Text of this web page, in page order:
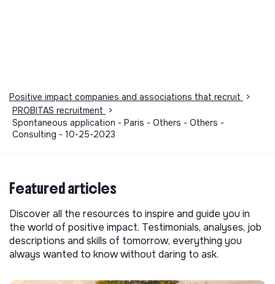
Positive impact companies and associations that recruit
>
PROBITAS recruitment
>
Spontaneous application - Paris - Others - Others -
Consulting - 10-25-2023
Featured articles
Discover all the resources to inspire and guide you in
the world of positive impact. Testimonials, analyses, job
descriptions and skills of tomorrow, everything you
always wanted to know without daring to ask.